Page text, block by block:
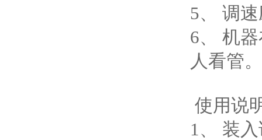
5、 调
6、 机
人看管。
使用说
1、 装